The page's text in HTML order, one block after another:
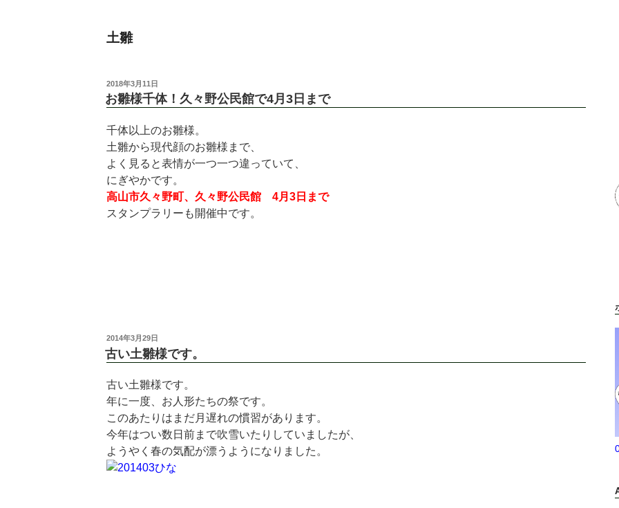
土雛
投
稿
日:
2018年3月11日
お雛様千体！久々野公民館で4月3日まで
千体以上のお雛様。
土雛から現代顔のお雛様まで、
よく見ると表情が一つ一つ違っていて、
にぎやかです。
高山市久々野町、久々野公民館 4月3日まで
スタンプラリーも開催中です。
投
稿
日:
2014年3月29日
古い土雛様です。
古い土雛様です。
年に一度、お人形たちの祭です。
このあたりはまだ月遅れの慣習があります。
今年はつい数日前まで吹雪いたりしていましたが、
ようやく春の気配が漂うようになりました。